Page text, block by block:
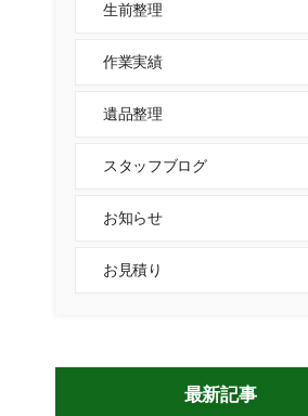
生前整理
作業実績
遺品整理
スタッフブログ
お知らせ
お見積り
最新記事